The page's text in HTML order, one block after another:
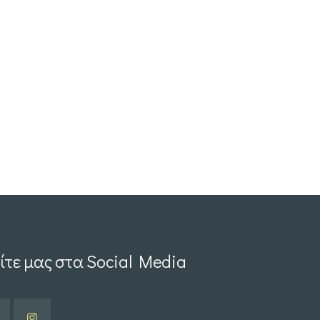
μας στα Social Media